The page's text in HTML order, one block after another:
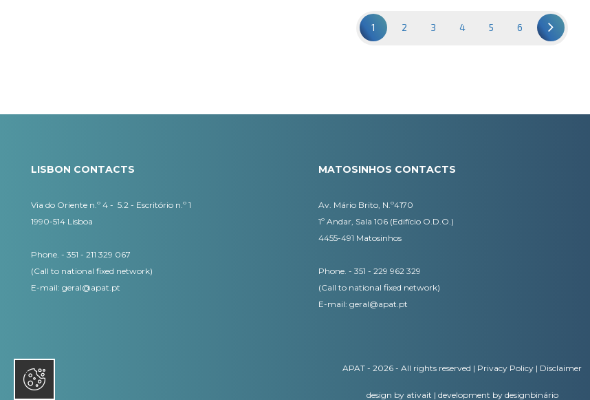
1 2 3 4 5 6
LISBON CONTACTS
Via do Oriente n.º 4 - 5.2 - Escritório n.º 1
1990-514 Lisboa
Phone. - 351 - 211 329 067
(Call to national fixed network)
​E-mail: geral@apat.pt
MATOSINHOS CONTACTS
Av. Mário Brito, N.º4170
1º Andar, Sala 106 (Edifício O.D.O.)
4455-491 Matosinhos
Phone. - 351 - 229 962 329
(Call to national fixed network)
E-mail: geral@apat.pt
APAT - 2026 - All rights reserved | Privacy Policy | Disclaimer
design by ativait | development by designbinário